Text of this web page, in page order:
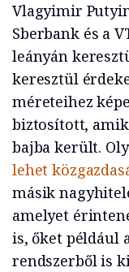
Vlagyimir
Sberbank és a
leányán
keresztül
méreteihez
biztosított,
bajba került.
lehet
másik
amelyet
is, őket például
rendszerből is